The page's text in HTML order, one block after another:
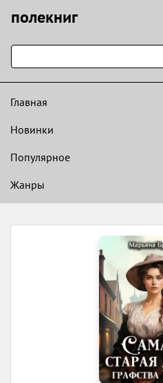
полекниг
Главная
Новинки
Популярное
Жанры